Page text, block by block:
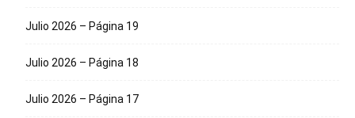
Julio 2026 – Página 19
Julio 2026 – Página 18
Julio 2026 – Página 17